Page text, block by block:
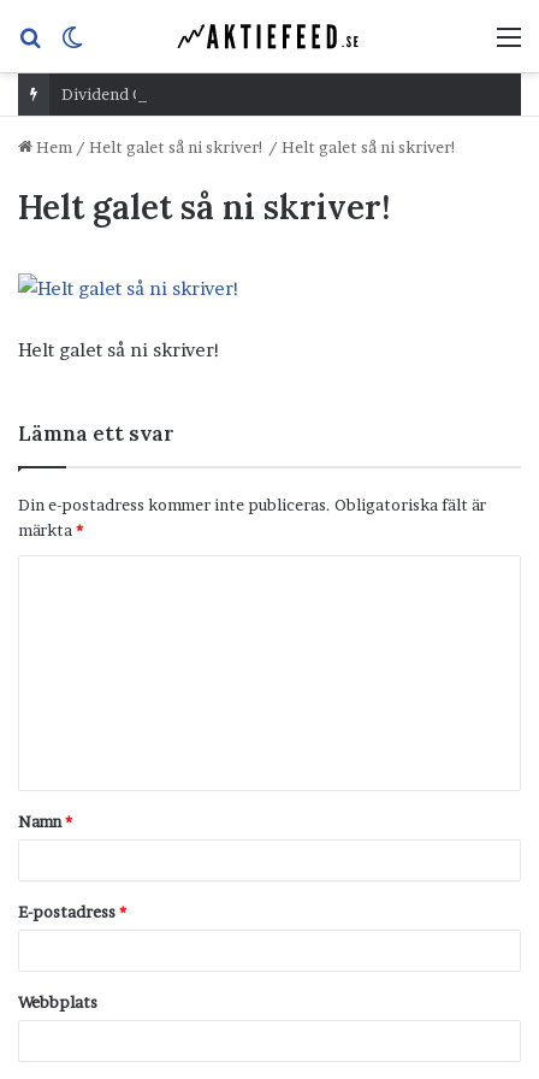
Sök
efterskin
Dividend Overshoot Day
Hem / Helt galet så ni skriver! / Helt galet så ni skriver!
Helt galet så ni skriver!
Helt galet så ni skriver!
Lämna ett svar
Din e-postadress kommer inte publiceras. Obligatoriska fält är
märkta *
t
a
Namn*
E-postadress*
Webbplats